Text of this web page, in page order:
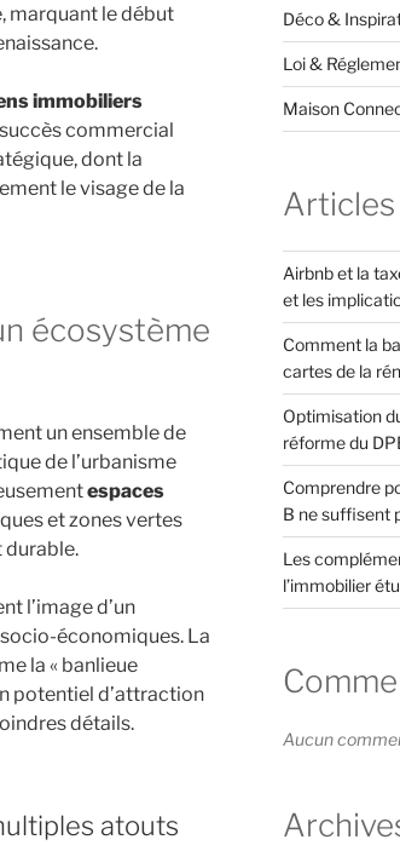
marquant le début
immobiliers
commercial
dont la
le visage de la
écosystème
un ensemble de
de l’urbanisme
espaces
et zones vertes
durable.
l’image d’un
économiques. La
la « banlieue
potentiel d’attraction
détails.
atouts
Déco &
Loi &
Maison
Airbnb et la
et les
Comment la
cartes de la
Optimisation
réforme du
Comprendre
B ne suffisent
Les
l’immobilier
Aucun